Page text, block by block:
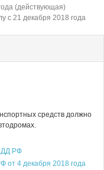
(действующая)
с 21 декабря 2018 года
средств должно
РФ
от 4 декабря 2018 года